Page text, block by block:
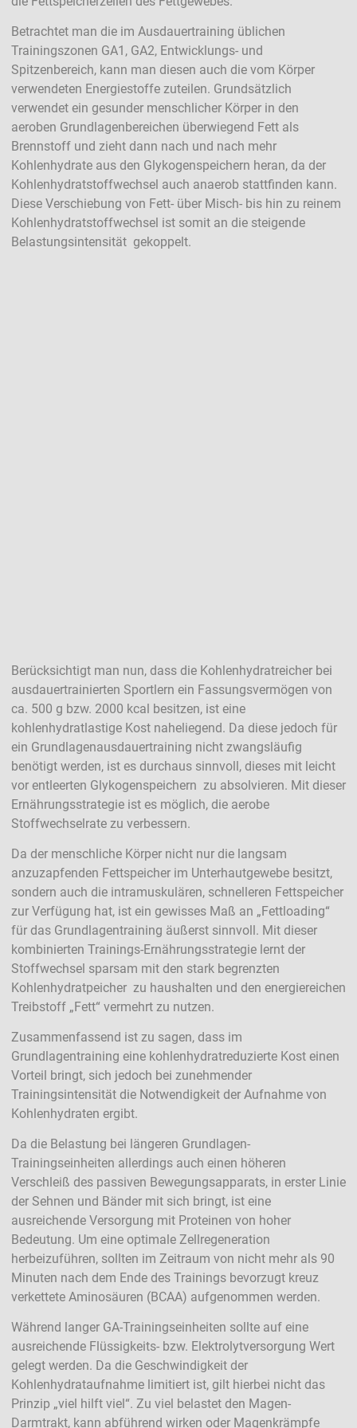
Betrachtet man die im Ausdauertraining üblichen
Trainingszonen GA1, GA2, Entwicklungs- und
Spitzenbereich, kann man diesen auch die vom Körper
verwendeten Energiestoffe zuteilen. Grundsätzlich
verwendet ein gesunder menschlicher Körper in den
aeroben Grundlagenbereichen überwiegend Fett als
Brennstoff und zieht dann nach und nach mehr
Kohlenhydrate aus den Glykogenspeichern heran, da der
Kohlenhydratstoffwechsel auch anaerob stattfinden kann.
Diese Verschiebung von Fett- über Misch- bis hin zu reinem
Kohlenhydratstoffwechsel ist somit an die steigende
Belastungsintensität gekoppelt.
Berücksichtigt man nun, dass die Kohlenhydratreicher bei
ausdauertrainierten Sportlern ein Fassungsvermögen von
ca. 500 g bzw. 2000 kcal besitzen, ist eine
kohlenhydratlastige Kost naheliegend. Da diese jedoch für
ein Grundlagenausdauertraining nicht zwangsläufig
benötigt werden, ist es durchaus sinnvoll, dieses mit leicht
vor entleerten Glykogenspeichern zu absolvieren. Mit dieser
Ernährungsstrategie ist es möglich, die aerobe
Stoffwechselrate zu verbessern.
Da der menschliche Körper nicht nur die langsam
anzuzapfenden Fettspeicher im Unterhautgewebe besitzt,
sondern auch die intramuskulären, schnelleren Fettspeicher
zur Verfügung hat, ist ein gewisses Maß an „Fettloading“
für das Grundlagentraining äußerst sinnvoll. Mit dieser
kombinierten Trainings-Ernährungsstrategie lernt der
Stoffwechsel sparsam mit den stark begrenzten
Kohlenhydratpeicher zu haushalten und den energiereichen
Treibstoff „Fett“ vermehrt zu nutzen.
Zusammenfassend ist zu sagen, dass im
Grundlagentraining eine kohlenhydratreduzierte Kost einen
Vorteil bringt, sich jedoch bei zunehmender
Trainingsintensität die Notwendigkeit der Aufnahme von
Kohlenhydraten ergibt.
Da die Belastung bei längeren Grundlagen-
Trainingseinheiten allerdings auch einen höheren
Verschleiß des passiven Bewegungsapparats, in erster Linie
der Sehnen und Bänder mit sich bringt, ist eine
ausreichende Versorgung mit Proteinen von hoher
Bedeutung. Um eine optimale Zellregeneration
herbeizuführen, sollten im Zeitraum von nicht mehr als 90
Minuten nach dem Ende des Trainings bevorzugt kreuz
verkettete Aminosäuren (BCAA) aufgenommen werden.
Während langer GA-Trainingseinheiten sollte auf eine
ausreichende Flüssigkeits- bzw. Elektrolytversorgung Wert
gelegt werden. Da die Geschwindigkeit der
Kohlenhydrataufnahme limitiert ist, gilt hierbei nicht das
Prinzip „viel hilft viel“. Zu viel belastet den Magen-
Darmtrakt, kann abführend wirken oder Magenkrämpfe